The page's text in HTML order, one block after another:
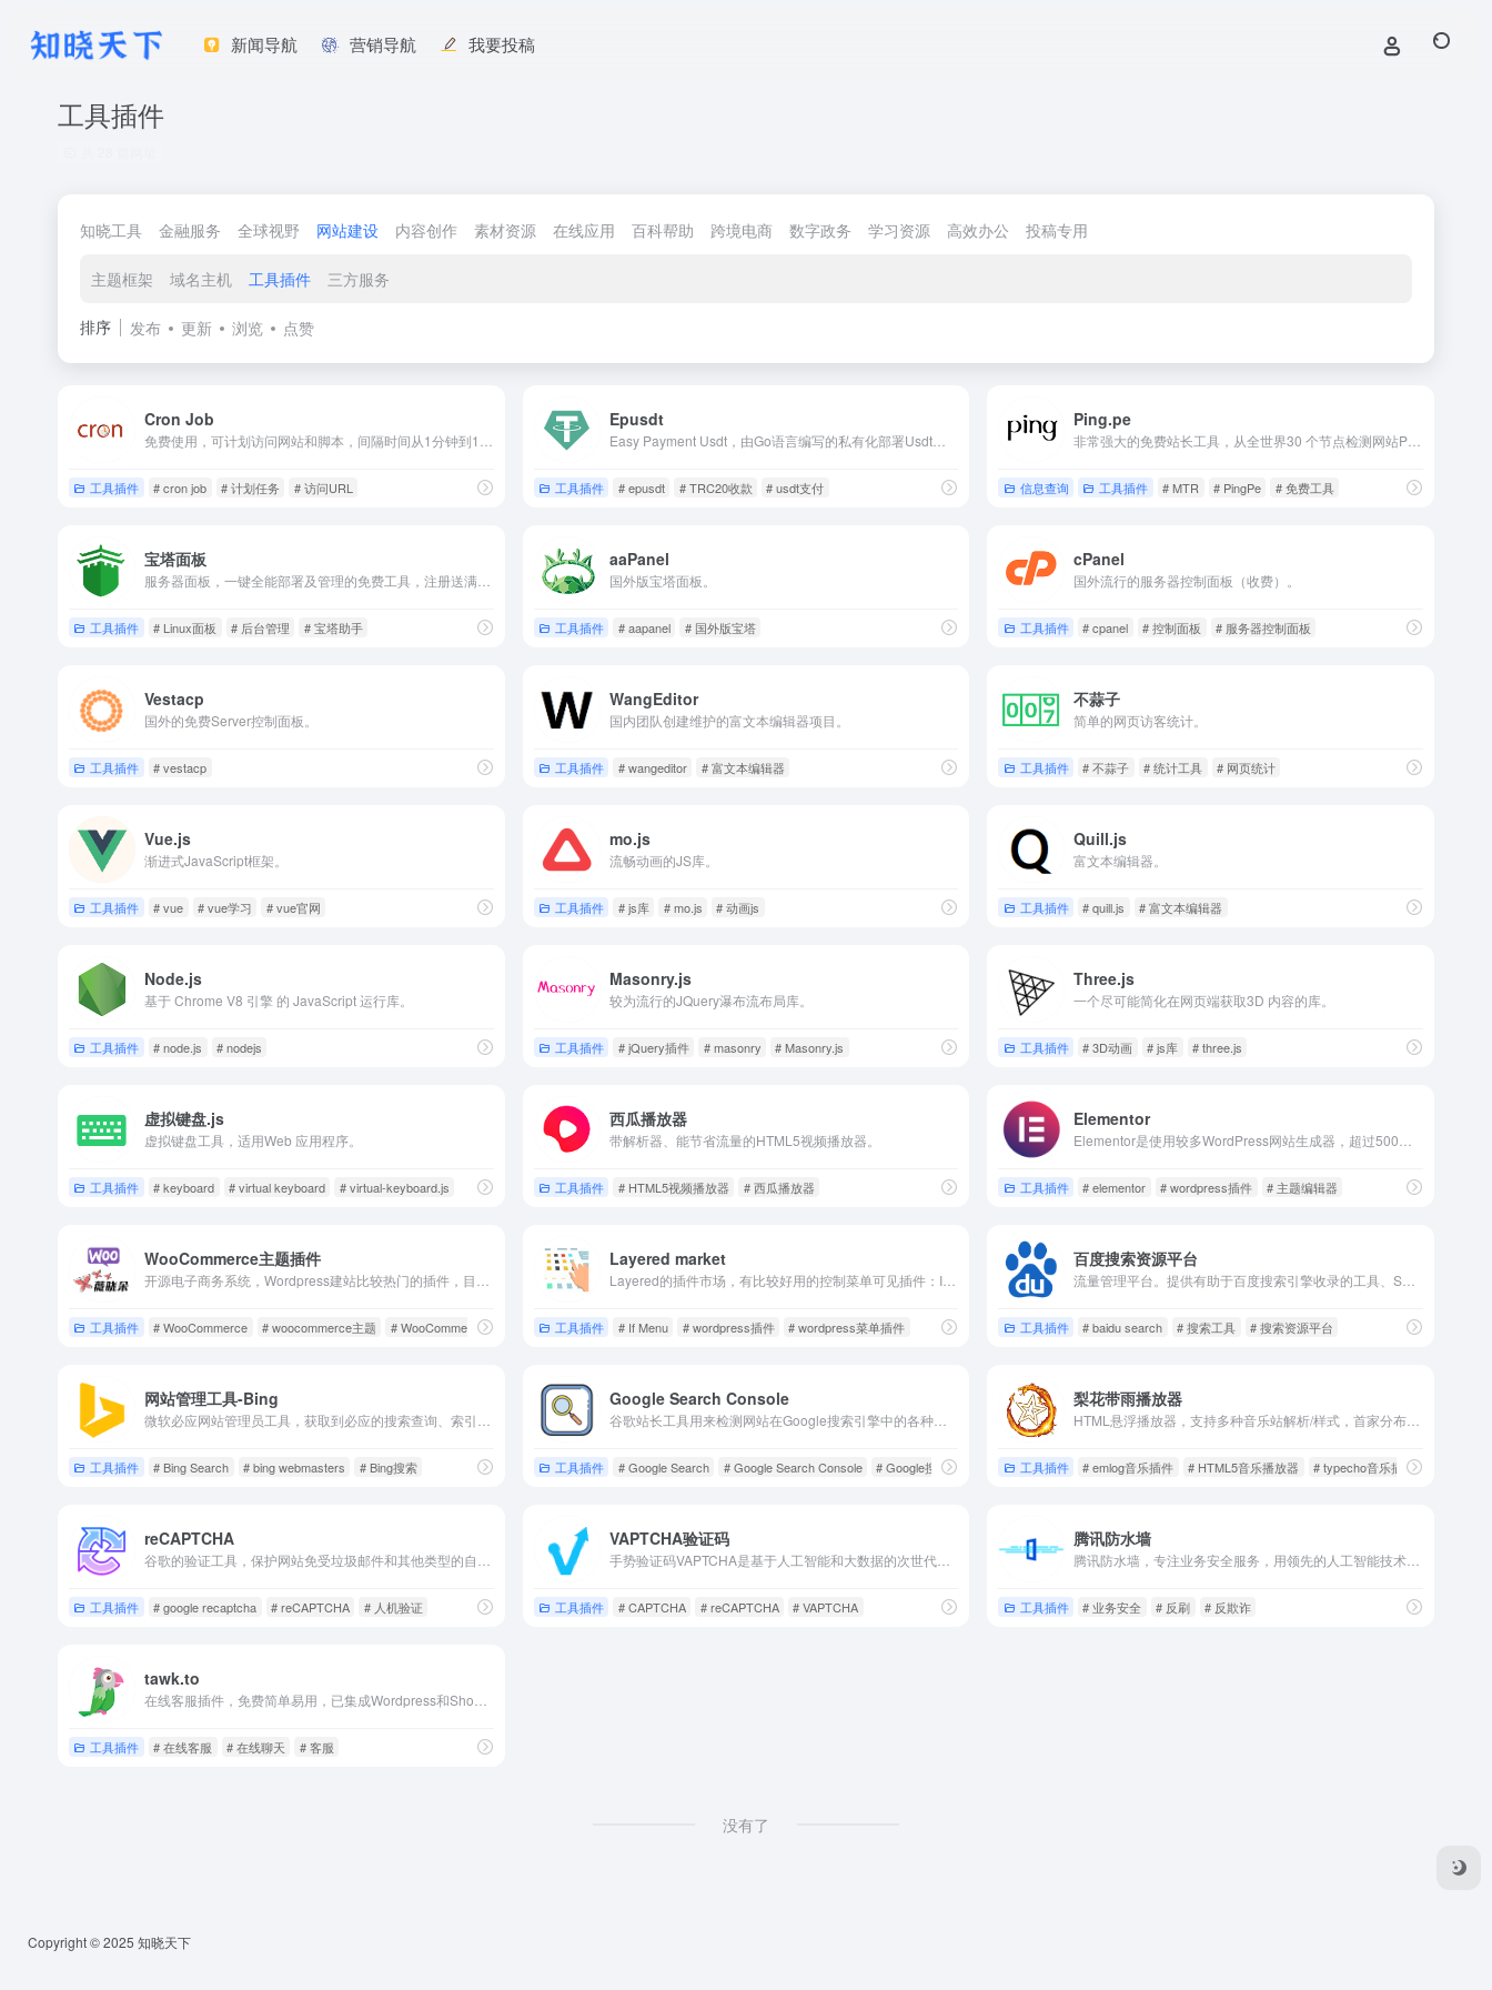
新闻导航 营销导航 我要投稿
工具插件
知晓工具 金融服务 全球视野 网站建设 内容创作 素材资源 在线应用 百科帮助 跨境电商 数字政务 学习资源 高效办公 投稿专用
主题框架 域名主机 工具插件 三方服务
排序 发布 更新 浏览 点赞
Cron Job
工具插件 # cron job # 计划任务 # 访问URL
Epusdt
Easy Payment Usdt，由Go语言编写的私有化部署Usdt支付中间件(Trc20网络) 站长或开发者可通过Epusdt提供的http api集成至您的任何系统，无需过多的配置，仅仅依赖mysql和redis 可实现USDT的在线支付和消息回调，这一切在优雅和顷刻间完成！
工具插件 # epusdt # TRC20收款 # usdt支付
Ping.pe
信息查询 工具插件 # MTR # PingPe # 免费工具
宝塔面板
工具插件 # Linux面板 # 后台管理 # 宝塔助手
aaPanel
国外版宝塔面板。
工具插件 # aapanel # 国外版宝塔
cPanel
国外流行的服务器控制面板（收费）。
工具插件 # cpanel # 控制面板 # 服务器控制面板
Vestacp
国外的免费Server控制面板。
工具插件 # vestacp
WangEditor
国内团队创建维护的富文本编辑器项目。
工具插件 # wangeditor # 富文本编辑器
不蒜子
简单的网页访客统计。
工具插件 # 不蒜子 # 统计工具 # 网页统计
Vue.js
渐进式JavaScript框架。
工具插件 # vue # vue学习 # vue官网
mo.js
流畅动画的JS库。
工具插件 # js库 # mo.js # 动画js
Quill.js
富文本编辑器。
工具插件 # quill.js # 富文本编辑器
Node.js
基于 Chrome V8 引擎 的 JavaScript 运行库。
工具插件 # node.js # nodejs
Masonry.js
较为流行的JQuery瀑布流布局库。
工具插件 # jQuery插件 # masonry # Masonry.js
Three.js
一个尽可能简化在网页端获取3D 内容的库。
工具插件 # 3D动画 # js库 # three.js
虚拟键盘.js
虚拟键盘工具，适用Web 应用程序。
工具插件 # keyboard # virtual keyboard # virtual-keyboard.js
西瓜播放器
带解析器、能节省流量的HTML5视频播放器。
工具插件 # HTML5视频播放器 # 西瓜播放器
Elementor
工具插件 # elementor # wordpress插件 # 主题编辑器
WooCommerce主题插件
工具插件 # WooCommerce # woocommerce主题 # WooCommerce主题插件
Layered market
Layered的插件市场，有比较好用的控制菜单可见插件：If Menu。
工具插件 # If Menu # wordpress插件 # wordpress菜单插件
百度搜索资源平台
工具插件 # baidu search # 搜索工具 # 搜索资源平台
网站管理工具-Bing
工具插件 # Bing Search # bing webmasters # Bing搜索
Google Search Console
谷歌站长工具用来检测网站在Google搜索引擎中的各种信息，用于每天对网站或其他网站进行日常分析、检查以及更深度的数据了解。
工具插件 # Google Search # Google Search Console # Google搜索
梨花带雨播放器
工具插件 # emlog音乐插件 # HTML5音乐播放器 # typecho音乐插件
reCAPTCHA
工具插件 # google recaptcha # reCAPTCHA # 人机验证
VAPTCHA验证码
工具插件 # CAPTCHA # reCAPTCHA # VAPTCHA
腾讯防水墙
工具插件 # 业务安全 # 反刷 # 反欺诈
tawk.to
工具插件 # 在线客服 # 在线聊天 # 客服
没有了
Copyright © 2025 知晓天下